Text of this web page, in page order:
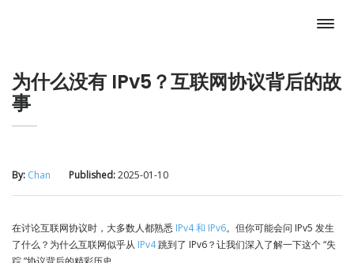
为什么没有 IPv5？互联网协议背后的故
事
By: Chan Published:2025-01-10
在讨论互联网协议时，大多数人都熟悉 IPv4 和 IPv6。但你可能会问 IPv5 发生
了什么？为什么互联网似乎从 IPv4跳到了 IPv6？让我们深入了解一下这个 “失